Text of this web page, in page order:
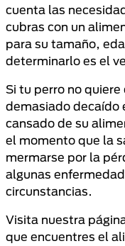
cuenta las
cubras con un
para su tamaño,
determinarlo es el
Si tu perro no
demasiado decaído
cansado de su
el momento que la
mermarse por la
algunas
circunstancias.
Visita nuestra
que encuentres el